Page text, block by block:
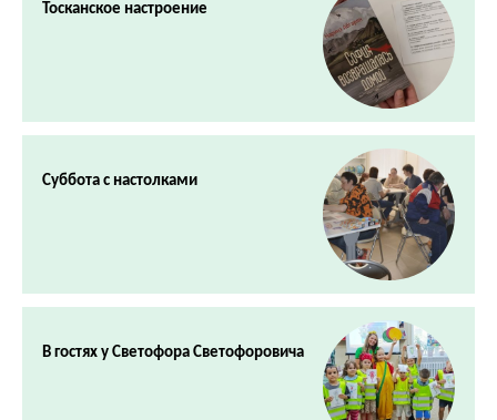
Тосканское настроение
Суббота с настолками
В гостях у Светофора Светофоровича